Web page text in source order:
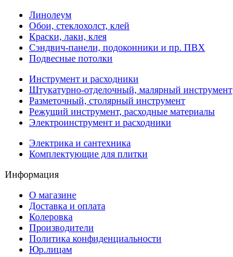
Линолеум
Обои, стеклохолст, клей
Краски, лаки, клея
Сэндвич-панели, подоконники и пр. ПВХ
Подвесные потолки
Инструмент и расходники
Штукатурно-отделочный, малярный инструмент
Разметочный, столярный инструмент
Режущий инструмент, расходные материалы
Электроинструмент и расходники
Электрика и сантехника
Комплектующие для плитки
Информация
О магазине
Доставка и оплата
Колеровка
Производители
Политика конфиденциальности
Юр.лицам